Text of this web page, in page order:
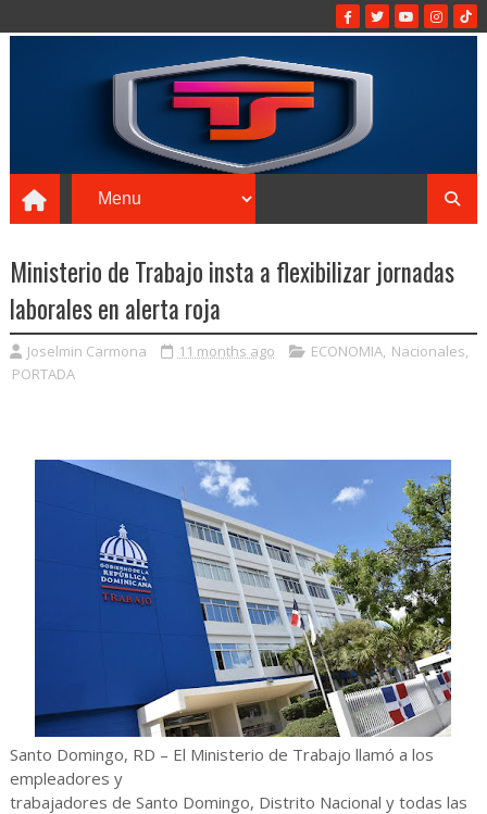
Ministerio de Trabajo insta a flexibilizar jornadas
laborales en alerta roja
Joselmin Carmona 11 months ago ECONOMIA, Nacionales,
PORTADA
Santo Domingo, RD – El Ministerio de Trabajo llamó a los
empleadores y
trabajadores de Santo Domingo, Distrito Nacional y todas las